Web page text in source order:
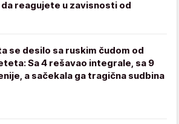
reagujete u zavisnosti od
se desilo sa ruskim čudom od
Sa 4 rešavao integrale, sa 9
a sačekala ga tragična sudbina